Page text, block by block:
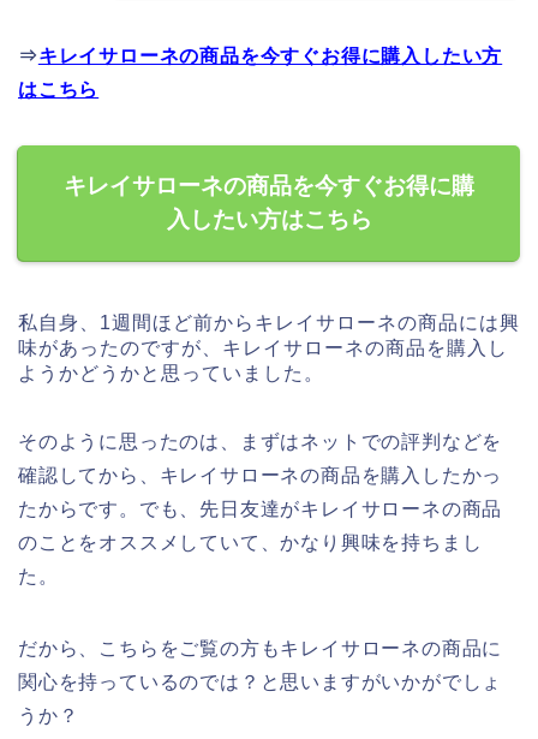
⇒キレイサローネの商品を今すぐお得に購入したい方
はこちら
キレイサローネの商品を今すぐお得に購
入したい方はこちら
私自身、1週間ほど前からキレイサローネの商品には興
味があったのですが、キレイサローネの商品を購入し
ようかどうかと思っていました。
そのように思ったのは、まずはネットでの評判などを
確認してから、キレイサローネの商品を購入したかっ
たからです。でも、先日友達がキレイサローネの商品
のことをオススメしていて、かなり興味を持ちまし
た。
だから、こちらをご覧の方もキレイサローネの商品に
関心を持っているのでは？と思いますがいかがでしょ
うか？